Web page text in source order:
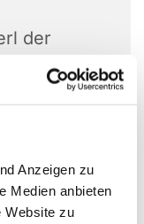
Anzeigen zu
Medien anbieten
Website zu
der
V.: 02922